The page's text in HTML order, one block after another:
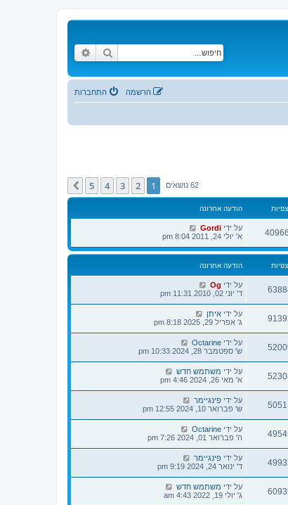
חיפוש
התחברות הרשמה
62 נושאים 1
2
3
4
5 הבא
צפיות הודעה אחרונה
על ידי Gordi
א' יולי 24, 2011 8:04 pm
צפיות הודעה אחרונה
על ידי Og
ד' יוני 02, 2010 11:31 pm
על ידי איתן
ג' אפריל 29, 2025 8:18 pm
על ידי Octarine
ש' ספטמבר 28, 2024 10:33 pm
על ידי משתמש חדש
א' מאי 26, 2024 4:46 pm
על ידי פינגיימר
ש' פברואר 10, 2024 12:55 pm
על ידי Octarine
ה' פברואר 01, 2024 7:26 pm
על ידי פינגיימר
ד' ינואר 24, 2024 9:19 pm
על ידי משתמש חדש
ג' יולי 19, 2022 4:43 am